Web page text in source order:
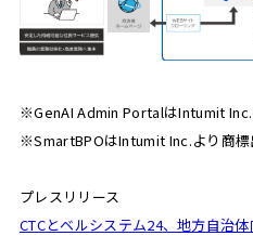
※GenAI Admin PortalはIntumit Inc.
※SmartBPOはIntumit Inc.より商標
プレスリリース
CTCとベルシステム24、地方自治